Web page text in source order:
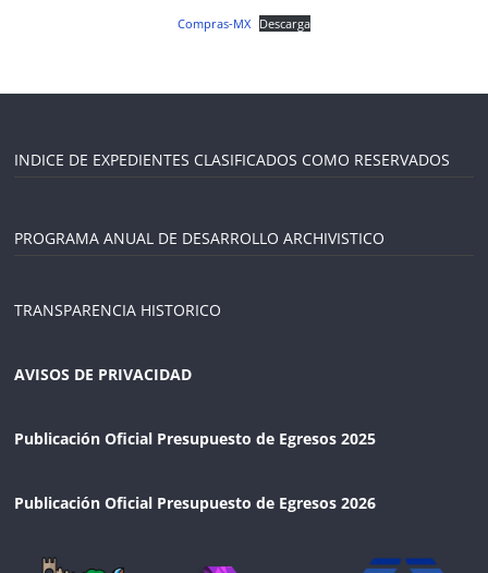
Compras-MX Descarga
INDICE DE EXPEDIENTES CLASIFICADOS COMO RESERVADOS
PROGRAMA ANUAL DE DESARROLLO ARCHIVISTICO
TRANSPARENCIA HISTORICO
AVISOS DE PRIVACIDAD
Publicación Oficial Presupuesto de Egresos 2025
Publicación Oficial Presupuesto de Egresos 2026